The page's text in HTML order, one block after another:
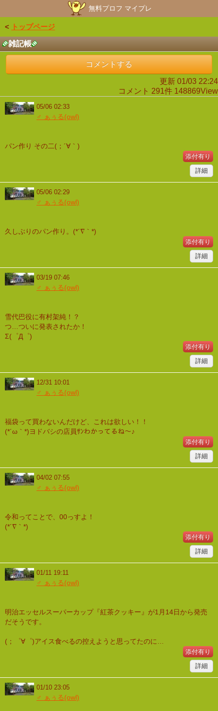
無料プロフ マイプレ
< トップページ
雑記帳
コメントする
更新 01/03 22:24
コメント 291件 148869View
05/06 02:33
♂ ぁぅる(owl)
パン作り その二(；´∀｀)
添付有り
詳細
05/06 02:29
♂ ぁぅる(owl)
久しぶりのパン作り。(*´∇｀*)
添付有り
詳細
03/19 07:46
♂ ぁぅる(owl)
雪代巴役に有村架純！？
つ…ついに発表されたか！
Σ(゜Д゜)
添付有り
詳細
12/31 10:01
♂ ぁぅる(owl)
福袋って買わないんだけど、これは欲しい！！
(*´ω｀*)ヨドバシの店員ｻﾝわかってるね～♪
添付有り
詳細
04/02 07:55
♂ ぁぅる(owl)
令和ってことで、00っすよ！
(*´∇｀*)
添付有り
詳細
01/11 19:11
♂ ぁぅる(owl)
明治エッセルスーパーカップ『紅茶クッキー』が1月14日から発売
だそうです。
(；゜∀゜)アイス食べるの控えようと思ってたのに…
添付有り
詳細
01/10 23:05
♂ ぁぅる(owl)